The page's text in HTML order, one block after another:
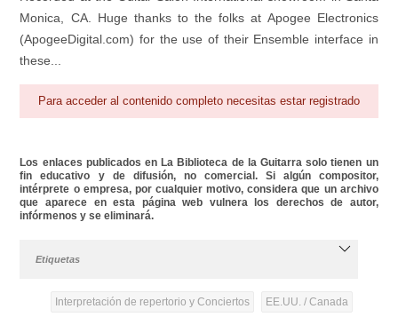
Monica, CA. Huge thanks to the folks at Apogee Electronics
(ApogeeDigital.com) for the use of their Ensemble interface in
these...
Para acceder al contenido completo necesitas estar registrado
Los enlaces publicados en La Biblioteca de la Guitarra solo tienen un
fin educativo y de difusión, no comercial. Si algún compositor,
intérprete o empresa, por cualquier motivo, considera que un archivo
que aparece en esta página web vulnera los derechos de autor,
infórmenos y se eliminará.
Etiquetas
Interpretación de repertorio y Conciertos EE.UU. / Canada